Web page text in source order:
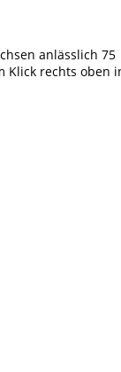
anlässlich 75
Klick rechts oben